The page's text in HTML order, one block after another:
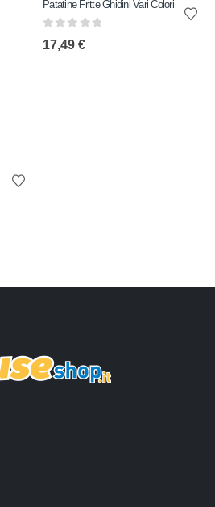
Patatine Fritte Ghidini Vari Colori
17,49 €